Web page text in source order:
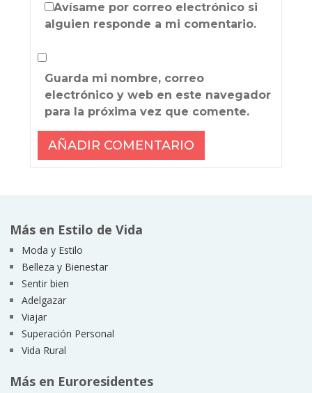
Avísame por correo electrónico si
alguien responde a mi comentario.
Guarda mi nombre, correo
electrónico y web en este navegador
para la próxima vez que comente.
Más en Estilo de Vida
Moda y Estilo
Belleza y Bienestar
Sentir bien
Adelgazar
Viajar
Superación Personal
Vida Rural
Más en Euroresidentes